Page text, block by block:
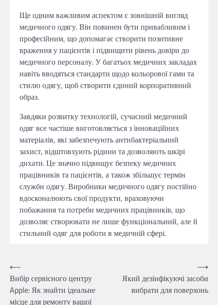
Ще одним важливим аспектом є зовнішній вигляд
медичного одягу. Він повинен бути привабливим і
професійним, що допомагає створити позитивне
враження у пацієнтів і підвищити рівень довіри до
медичного персоналу. У багатьох медичних закладах
навіть вводяться стандарти щодо кольорової гами та
стилю одягу, щоб створити єдиний корпоративний
образ.
Завдяки розвитку технологій, сучасний медичний
одяг все частіше виготовляється з інноваційних
матеріалів, які забезпечують антибактеріальний
захист, відштовхують рідини та дозволяють шкірі
дихати. Це значно підвищує безпеку медичних
працівників та пацієнтів, а також збільшує термін
служби одягу. Виробники медичного одягу постійно
вдосконалюють свої продукти, враховуючи
побажання та потреби медичних працівників, що
дозволяє створювати не лише функціональний, але й
стильний одяг для роботи в медичній сфері.
Навігація
записів
⟵
Вибір сервісного центру
Apple: Як знайти ідеальне
місце для ремонту вашої
Який дезінфікуючі засоби
вибрати для поверхонь
⟶